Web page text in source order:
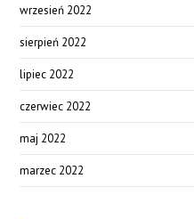
wrzesień 2022
sierpień 2022
lipiec 2022
czerwiec 2022
maj 2022
marzec 2022